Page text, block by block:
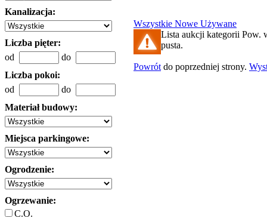
Kanalizacja:
Liczba pięter:
od
do
Liczba pokoi:
od
do
Materiał budowy:
Miejsca parkingowe:
Ogrodzenie:
Ogrzewanie:
C.O.
Wszystkie Nowe Używane
Lista aukcji kategorii Pow.
pusta.
Powrót do poprzedniej strony.